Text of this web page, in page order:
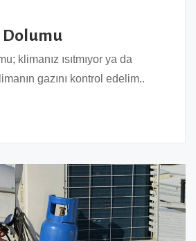
Dolumu
klimanız ısıtmıyor ya da
gazını kontrol edelim..